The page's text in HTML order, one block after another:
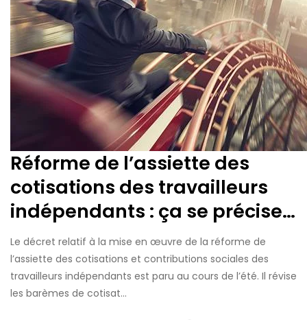
Réforme de l’assiette des
cotisations des travailleurs
indépendants : ça se précise…
Le décret relatif à la mise en œuvre de la réforme de
l’assiette des cotisations et contributions sociales des
travailleurs indépendants est paru au cours de l’été. Il révise
les barèmes de cotisat...